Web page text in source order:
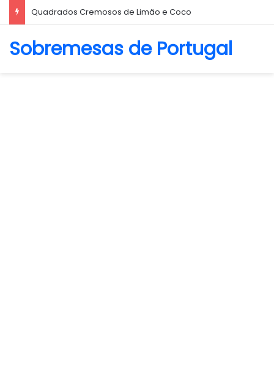
Quadrados Cremosos de Limão e Coco
Sobremesas de Portugal